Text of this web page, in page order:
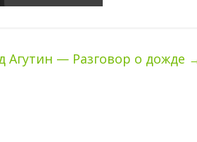
Агутин — Разговор о дожде